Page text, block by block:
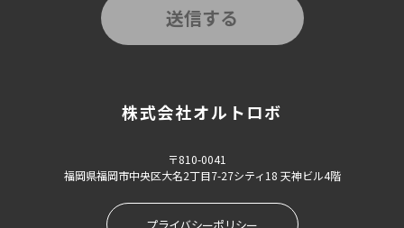
株式会社オルトロボ
〒810-0041
福岡県福岡市中央区大名2丁目7-27シティ18 天神ビル4階